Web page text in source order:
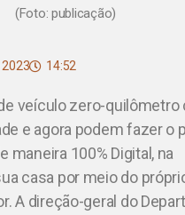
(Foto: publicação)
14:52
veículo zero-quilômetro
e agora podem fazer o
maneira 100% Digital, na
casa por meio do
A direção-geral do